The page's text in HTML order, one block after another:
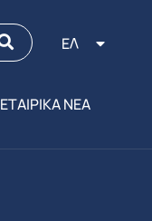
ΕΛ
ΕΤΑΙΡΙΚΑ ΝΕΑ